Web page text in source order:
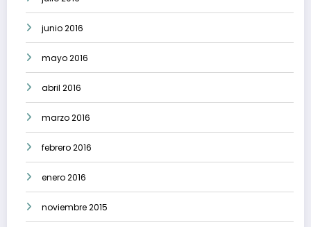
junio 2016
mayo 2016
abril 2016
marzo 2016
febrero 2016
enero 2016
noviembre 2015